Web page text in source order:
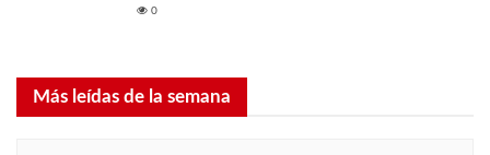
0
Más leídas de la semana